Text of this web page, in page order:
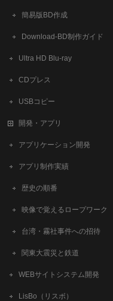
簡易版BD作成
​Download-BD制作ガイド
Ultra HD Blu-ray
CDプレス
USBコピー
開発・アプリ
アプリケーション開発
アプリ制作実績
歴史の順番
映像で覚えるロープワーク
台湾・霧社事件への招待
関東大震災と鉄道
WEBサイトシステム開発
LisBo（リスボ）